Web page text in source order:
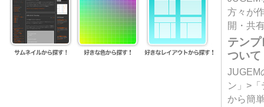
方々が
開・共
テン
ついて
JUGEM
ン」>
から簡